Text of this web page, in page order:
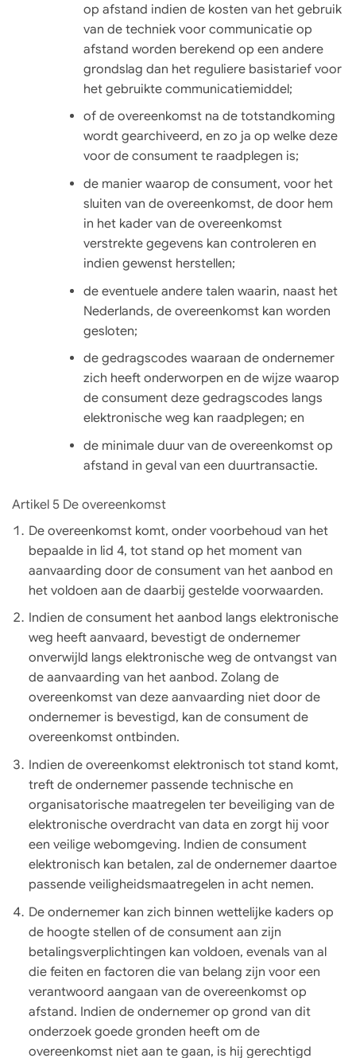
op afstand indien de kosten van het gebruik
van de techniek voor communicatie op
afstand worden berekend op een andere
grondslag dan het reguliere basistarief voor
het gebruikte communicatiemiddel;
of de overeenkomst na de totstandkoming
wordt gearchiveerd, en zo ja op welke deze
voor de consument te raadplegen is;
de manier waarop de consument, voor het
sluiten van de overeenkomst, de door hem
in het kader van de overeenkomst
verstrekte gegevens kan controleren en
indien gewenst herstellen;
de eventuele andere talen waarin, naast het
Nederlands, de overeenkomst kan worden
gesloten;
de gedragscodes waaraan de ondernemer
zich heeft onderworpen en de wijze waarop
de consument deze gedragscodes langs
elektronische weg kan raadplegen; en
de minimale duur van de overeenkomst op
afstand in geval van een duurtransactie.
Artikel 5 De overeenkomst
De overeenkomst komt, onder voorbehoud van het
bepaalde in lid 4, tot stand op het moment van
aanvaarding door de consument van het aanbod en
het voldoen aan de daarbij gestelde voorwaarden.
Indien de consument het aanbod langs elektronische
weg heeft aanvaard, bevestigt de ondernemer
onverwijld langs elektronische weg de ontvangst van
de aanvaarding van het aanbod. Zolang de
overeenkomst van deze aanvaarding niet door de
ondernemer is bevestigd, kan de consument de
overeenkomst ontbinden.
Indien de overeenkomst elektronisch tot stand komt,
treft de ondernemer passende technische en
organisatorische maatregelen ter beveiliging van de
elektronische overdracht van data en zorgt hij voor
een veilige webomgeving. Indien de consument
elektronisch kan betalen, zal de ondernemer daartoe
passende veiligheidsmaatregelen in acht nemen.
De ondernemer kan zich binnen wettelijke kaders op
de hoogte stellen of de consument aan zijn
betalingsverplichtingen kan voldoen, evenals van al
die feiten en factoren die van belang zijn voor een
verantwoord aangaan van de overeenkomst op
afstand. Indien de ondernemer op grond van dit
onderzoek goede gronden heeft om de
overeenkomst niet aan te gaan, is hij gerechtigd